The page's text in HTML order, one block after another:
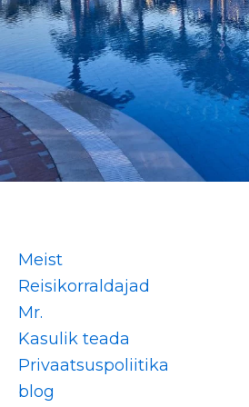
Meist
Reisikorraldajad
Mr.
Kasulik teada
Privaatsuspoliitika
blog